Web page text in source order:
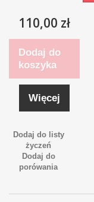
110,00 zł
Dodaj do
koszyka
Więcej
Dodaj do listy
życzeń
Dodaj do
porówania